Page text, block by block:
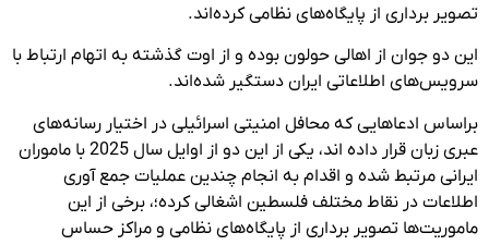
تصویر برداری از پایگاه‌های نظامی کرده‌اند.
این دو جوان از اهالی حولون بوده و از اوت گذشته به اتهام ارتباط با
سرویس‌های اطلاعاتی ایران دستگیر شده‌اند.
براساس ادعاهایی که محافل امنیتی اسرائیلی در اختیار رسانه‌های
عبری زبان قرار داده اند، یکی از این دو از اوایل سال 2025 با ماموران
ایرانی مرتبط شده و اقدام به انجام چندین عملیات جمع آوری
اطلاعات در نقاط مختلف فلسطین اشغالی کرده؛، برخی از این
ماموریت‌ها تصویر برداری از پایگاه‌های نظامی و مراکز حساس